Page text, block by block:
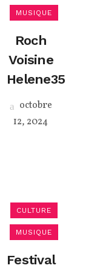
MUSIQUE
Roch
Voisine
Helene35
octobre
12, 2024
CULTURE
MUSIQUE
Festival